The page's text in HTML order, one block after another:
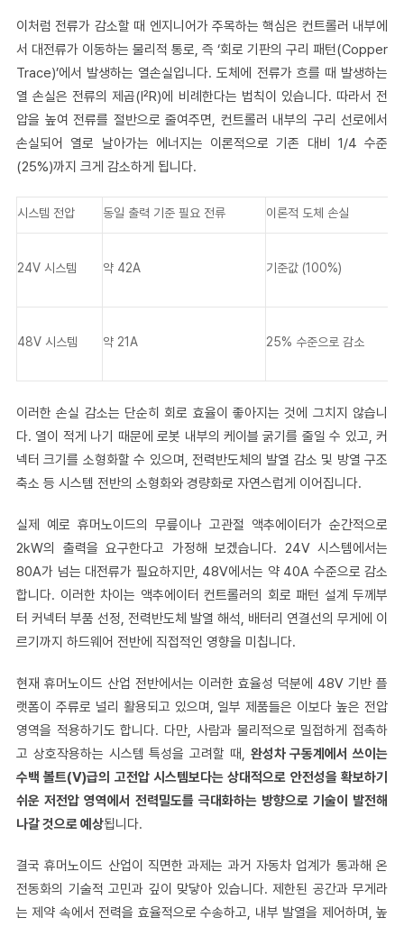
이처럼 전류가 감소할 때 엔지니어가 주목하는 핵심은 컨트롤러 내부에
서 대전류가 이동하는 물리적 통로, 즉 ‘회로 기판의 구리 패턴(Copper
Trace)’에서 발생하는 열손실입니다. 도체에 전류가 흐를 때 발생하는
열 손실은 전류의 제곱(I²R)에 비례한다는 법칙이 있습니다. 따라서 전
압을 높여 전류를 절반으로 줄여주면, 컨트롤러 내부의 구리 선로에서
손실되어 열로 날아가는 에너지는 이론적으로 기존 대비 1/4 수준
(25%)까지 크게 감소하게 됩니다.
시스템 전압 동일 출력 기준 필요 전류 이론적 도체 손실
24V 시스템 약 42A 기준값 (100%)
48V 시스템 약 21A 25% 수준으로 감소
이러한 손실 감소는 단순히 회로 효율이 좋아지는 것에 그치지 않습니
다. 열이 적게 나기 때문에 로봇 내부의 케이블 굵기를 줄일 수 있고, 커
넥터 크기를 소형화할 수 있으며, 전력반도체의 발열 감소 및 방열 구조
축소 등 시스템 전반의 소형화와 경량화로 자연스럽게 이어집니다.
실제 예로 휴머노이드의 무릎이나 고관절 액추에이터가 순간적으로
2kW의 출력을 요구한다고 가정해 보겠습니다. 24V 시스템에서는
80A가 넘는 대전류가 필요하지만, 48V에서는 약 40A 수준으로 감소
합니다. 이러한 차이는 액추에이터 컨트롤러의 회로 패턴 설계 두께부
터 커넥터 부품 선정, 전력반도체 발열 해석, 배터리 연결선의 무게에 이
르기까지 하드웨어 전반에 직접적인 영향을 미칩니다.
현재 휴머노이드 산업 전반에서는 이러한 효율성 덕분에 48V 기반 플
랫폼이 주류로 널리 활용되고 있으며, 일부 제품들은 이보다 높은 전압
영역을 적용하기도 합니다. 다만, 사람과 물리적으로 밀접하게 접촉하
고 상호작용하는 시스템 특성을 고려할 때, 완성차 구동계에서 쓰이는
수백 볼트(V)급의 고전압 시스템보다는 상대적으로 안전성을 확보하기
쉬운 저전압 영역에서 전력밀도를 극대화하는 방향으로 기술이 발전해
나갈 것으로 예상됩니다.
결국 휴머노이드 산업이 직면한 과제는 과거 자동차 업계가 통과해 온
전동화의 기술적 고민과 깊이 맞닿아 있습니다. 제한된 공간과 무게라
는 제약 속에서 전력을 효율적으로 수송하고, 내부 발열을 제어하며, 높